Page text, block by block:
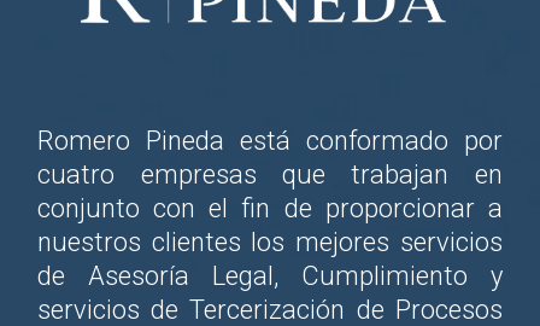
Romero Pineda está conformado por
cuatro empresas que trabajan en
conjunto con el fin de proporcionar a
nuestros clientes los mejores servicios
de Asesoría Legal, Cumplimiento y
servicios de Tercerización de Procesos